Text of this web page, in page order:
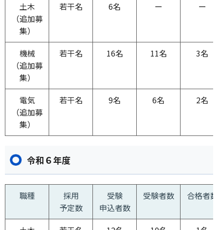
土木
（追加募
集）
若干名 6名 ー ー
機械
（追加募
集）
若干名 16名 11名 3名
電気
（追加募
集）
若干名 9名 6名 2名
令和６年度
職種
採用
予定数
受験
申込者数
受験者数 合格者数